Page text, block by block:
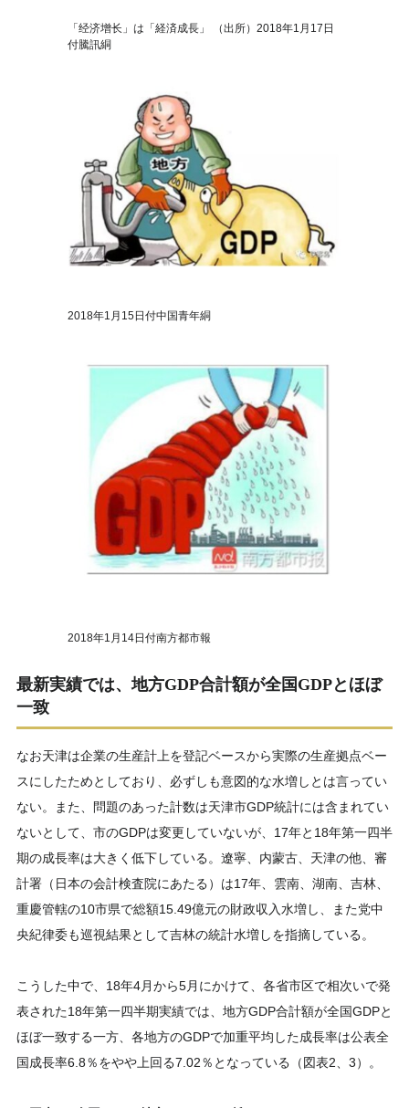
「经济增长」は「経済成長」 （出所）2018年1月17日
付騰訊絧
2018年1月15日付中国青年絧
2018年1月14日付南方都市報
最新実績では、地方GDP合計額が全国GDPとほぼ
一致
なお天津は企業の生産計上を登記ベースから実際の生産拠点ベー
スにしたためとしており、必ずしも意図的な水増しとは言ってい
ない。また、問題のあった計数は天津市GDP統計には含まれてい
ないとして、市のGDPは変更していないが、17年と18年第一四半
期の成長率は大きく低下している。遼寧、内蒙古、天津の他、審
計署（日本の会計検査院にあたる）は17年、雲南、湖南、吉林、
重慶管轄の10市県で総額15.49億元の財政収入水増し、また党中
央紀律委も巡視結果として吉林の統計水増しを指摘している。
こうした中で、18年4月から5月にかけて、各省市区で相次いで発
表された18年第一四半期実績では、地方GDP合計額が全国GDPと
ほぼ一致する一方、各地方のGDPで加重平均した成長率は公表全
国成長率6.8％をやや上回る7.02％となっている（図表2、3）。